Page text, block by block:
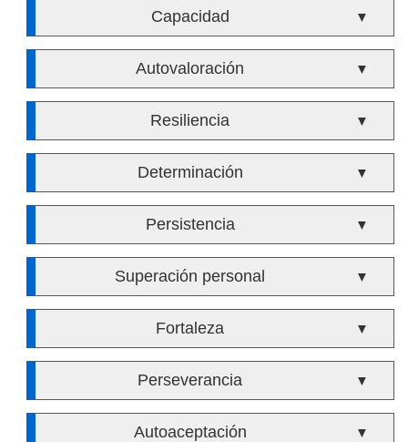
Capacidad ▼
Autovaloración ▼
Resiliencia ▼
Determinación ▼
Persistencia ▼
Superación personal ▼
Fortaleza ▼
Perseverancia ▼
Autoaceptación ▼